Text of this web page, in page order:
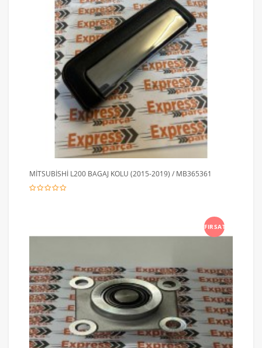
MİTSUBİSHİ L200 BAGAJ KOLU (2015-2019) / MB365361
FIRSAT